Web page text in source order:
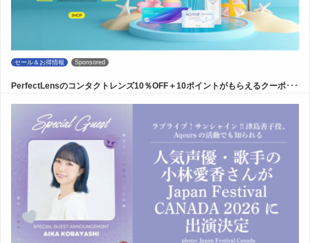
セール＆お得情報 Sponsored
PerfectLensのコンタクトレンズ10％OFF＋10ポイントがもらえるクーポ･･･